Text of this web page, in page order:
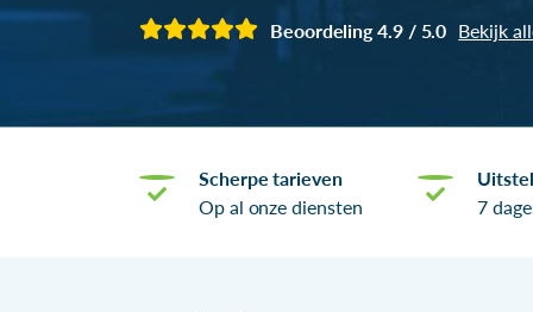
Beoordeling 4.9 / 5.0 Bekijk
Scherpe tarieven
Op al onze diensten
7